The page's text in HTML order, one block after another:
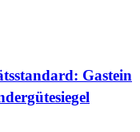
Gastein